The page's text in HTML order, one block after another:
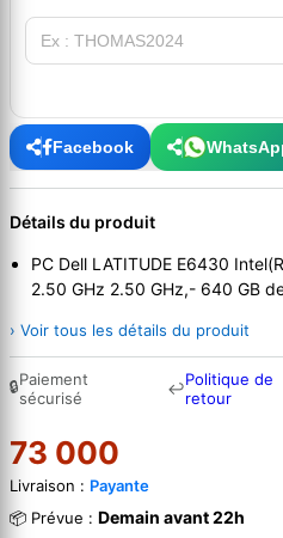
Facebook
Détails du produit
PC Dell LATITUDE E6430
2.50 GHz 2.50 GHz,- 640 GB
› Voir tous les détails du produit
🔒Paiement
sécurisé
↩Politique de
retour
73 000
Livraison : Payante
📦 Prévue : Demain avant 22h